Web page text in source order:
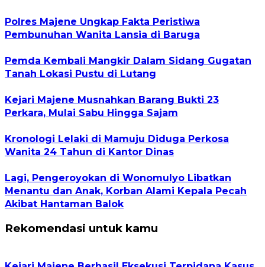
Polres Majene Ungkap Fakta Peristiwa
Pembunuhan Wanita Lansia di Baruga
Pemda Kembali Mangkir Dalam Sidang Gugatan
Tanah Lokasi Pustu di Lutang
Kejari Majene Musnahkan Barang Bukti 23
Perkara, Mulai Sabu Hingga Sajam
Kronologi Lelaki di Mamuju Diduga Perkosa
Wanita 24 Tahun di Kantor Dinas
Lagi, Pengeroyokan di Wonomulyo Libatkan
Menantu dan Anak, Korban Alami Kepala Pecah
Akibat Hantaman Balok
Rekomendasi untuk kamu